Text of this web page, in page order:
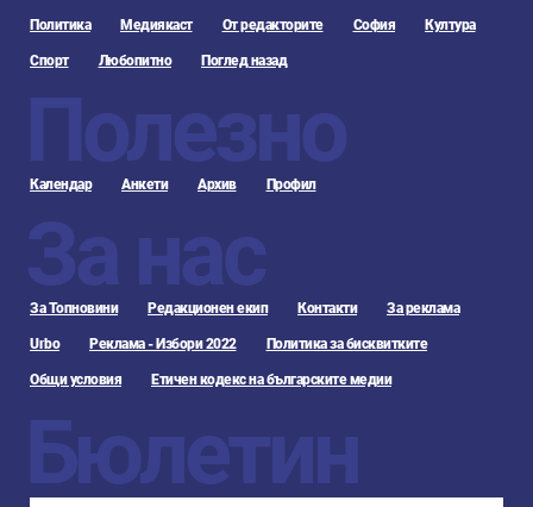
Политика Медиякаст От редакторите София Култура
Спорт Любопитно Поглед назад
Полезно
Календар Анкети Архив Профил
За нас
За Топновини Редакционен екип Контакти За реклама
Urbo Реклама - Избори 2022 Политика за бисквитките
Общи условия Етичен кодекс на българските медии
Бюлетин